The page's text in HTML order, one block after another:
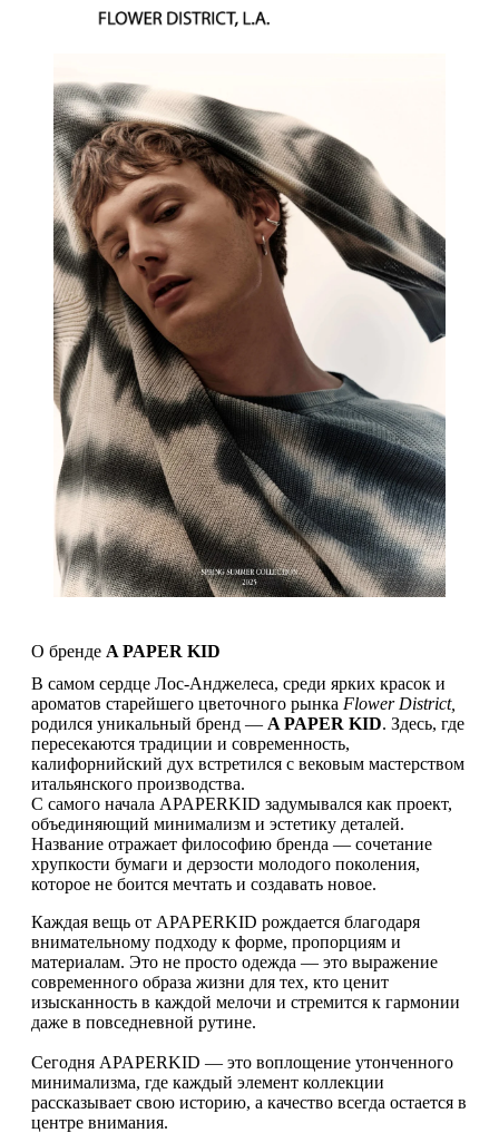
О бренде A PAPER KID
В самом сердце Лос-Анджелеса, среди ярких красок и
ароматов старейшего цветочного рынка Flower District,
родился уникальный бренд — A PAPER KID. Здесь, где
пересекаются традиции и современность,
калифорнийский дух встретился с вековым мастерством
итальянского производства.
С самого начала APAPERKID задумывался как проект,
объединяющий минимализм и эстетику деталей.
Название отражает философию бренда — сочетание
хрупкости бумаги и дерзости молодого поколения,
которое не боится мечтать и создавать новое.
Каждая вещь от APAPERKID рождается благодаря
внимательному подходу к форме, пропорциям и
материалам. Это не просто одежда — это выражение
современного образа жизни для тех, кто ценит
изысканность в каждой мелочи и стремится к гармонии
даже в повседневной рутине.
Сегодня APAPERKID — это воплощение утонченного
минимализма, где каждый элемент коллекции
рассказывает свою историю, а качество всегда остается в
центре внимания.